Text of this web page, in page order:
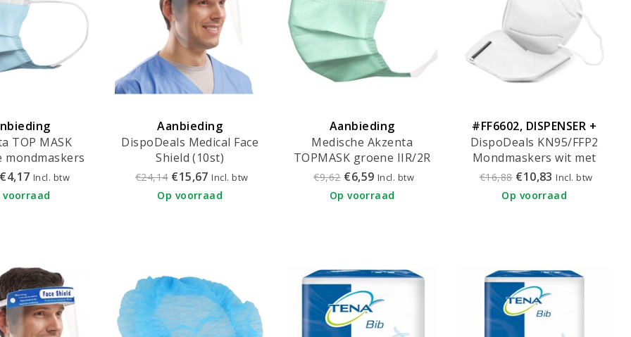
TOP MASK
mondmaskers
FMEB2AZ-B
€4,17 Incl. btw
voorraad
Aanbieding
DispoDeals Medical Face
Shield (10st)
€24,14 €15,67 Incl. btw
Op voorraad
Aanbieding
Medische Akzenta
TOPMASK groene IIR/2R
mondmaskers met
koordjes 50 stuks (vanaf €
4,95 per 50 stuks)
€9,62 €6,59 Incl. btw
Op voorraad
#FF6602, DISPENSER +
TOWELS
DispoDeals KN95/FFP2
Mondmaskers wit met
elastieken (10 stuks)
€16,88 €10,83 Incl. btw
Op voorraad